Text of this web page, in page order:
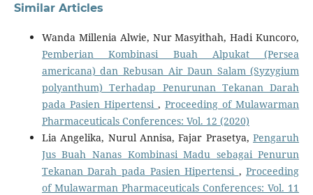
Similar Articles
Wanda Millenia Alwie, Nur Masyithah, Hadi Kuncoro,
Pemberian Kombinasi Buah Alpukat (Persea
americana) dan Rebusan Air Daun Salam (Syzygium
polyanthum) Terhadap Penurunan Tekanan Darah
pada Pasien Hipertensi ,Proceeding of Mulawarman
Pharmaceuticals Conferences: Vol. 12 (2020)
Lia Angelika, Nurul Annisa, Fajar Prasetya,Pengaruh
Jus Buah Nanas Kombinasi Madu sebagai Penurun
Tekanan Darah pada Pasien Hipertensi ,Proceeding
of Mulawarman Pharmaceuticals Conferences: Vol. 11